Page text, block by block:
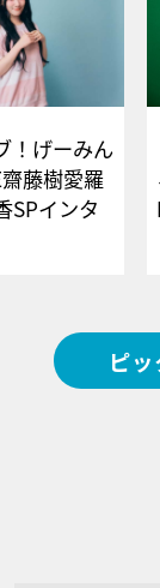
！げーみん
藤樹愛羅
SPインタ
ピ